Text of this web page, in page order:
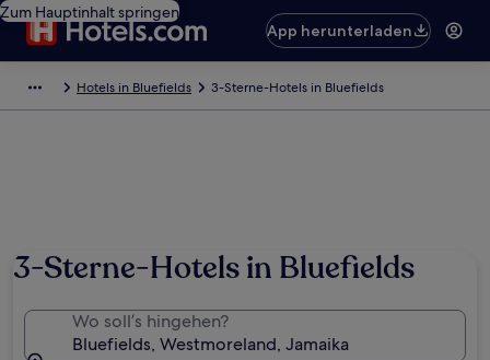
Zum Hauptinhalt springen
App herunterladen
Hotels in Bluefields 3-Sterne-Hotels in Bluefields
3-Sterne-Hotels in Bluefields
Wo soll’s hingehen?
Bluefields, Westmoreland, Jamaika